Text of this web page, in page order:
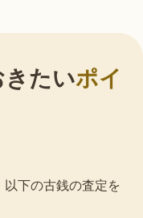
たいポイ
下の古銭の査定を